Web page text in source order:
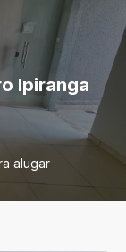
Ipiranga
alugar